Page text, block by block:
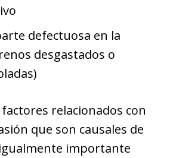
defectuosa en la
desgastados o
relacionados con
que son causales de
importante